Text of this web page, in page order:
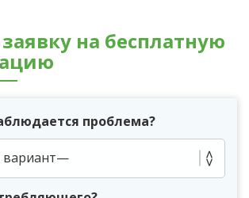
на бесплатную
проблема?